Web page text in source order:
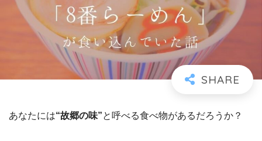
あなたには“故郷の味”と呼べる食べ物があるだろうか？